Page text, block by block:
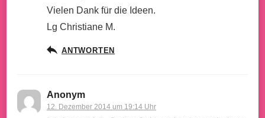
Vielen Dank für die Ideen.
Lg Christiane M.
ANTWORTEN
Anonym
12. Dezember 2014 um 19:14 Uhr